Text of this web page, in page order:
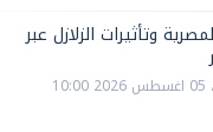
وتأثيرات الزلازل عبر
الأربعاء، 05 اغسطس 2026 10:00